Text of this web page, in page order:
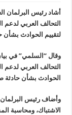
أشاد رئيس البرلمان
التحالف العربي لدعم
لتقييم الحوادث بشأن
وقال “السلمي” في
التحالف العربي لدعم
الحوادث بشأن حادثة
وأضاف رئيس البرلمان
الاشتباك، ومحاسبة